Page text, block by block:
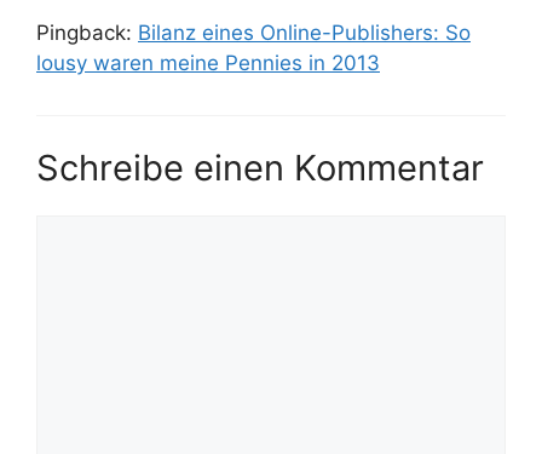
Pingback: Bilanz eines Online-Publishers: So
lousy waren meine Pennies in 2013
Schreibe einen Kommentar